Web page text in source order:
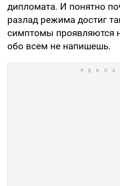
дипломата. И понятно
разлад режима достиг
симптомы проявляются
обо всем не напишешь.